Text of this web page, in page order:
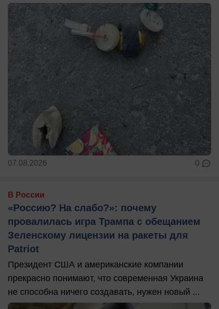
07.08.2026 0
В России
«Россию? На слабо?»: почему
провалилась игра Трампа с обещанием
Зеленскому лицензии на ракеты для
Patriot
Президент США и американские компании
прекрасно понимают, что современная Украина
не способна ничего создавать, нужен новый ...